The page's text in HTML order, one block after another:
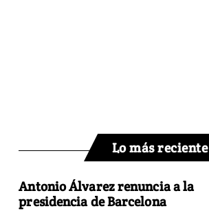
Lo más reciente
Antonio Álvarez renuncia a la
presidencia de Barcelona